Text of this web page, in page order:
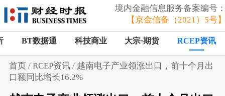
境内金融信息服务备案编号
【京金信备（2021）5号
BT数据通 科技商业 大宗·期货 RCEP资讯
首页/ RCEP资讯/ 越南电子产业领涨出口，前十个月出
口额同比增长16.2%